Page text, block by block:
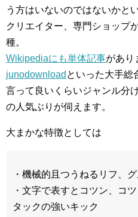
う方はいないのではないかと
クリエイター、専門ショップ
種。
Wikipediaにも単体記事があり
junodownload といった大手総
言って良いくらいジャンル分
の人気ぶりが伺えます。
大まかな特徴としては
・機械的且つうねるリフ、
・文字で表すとコツン、コ
タックの強いキック